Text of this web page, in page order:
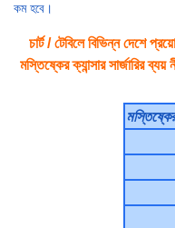
কম হবে।
চার্ট / টেবিলে বিভিন্ন দেশে
মস্তিষ্কের ক্যান্সার সার্জারির